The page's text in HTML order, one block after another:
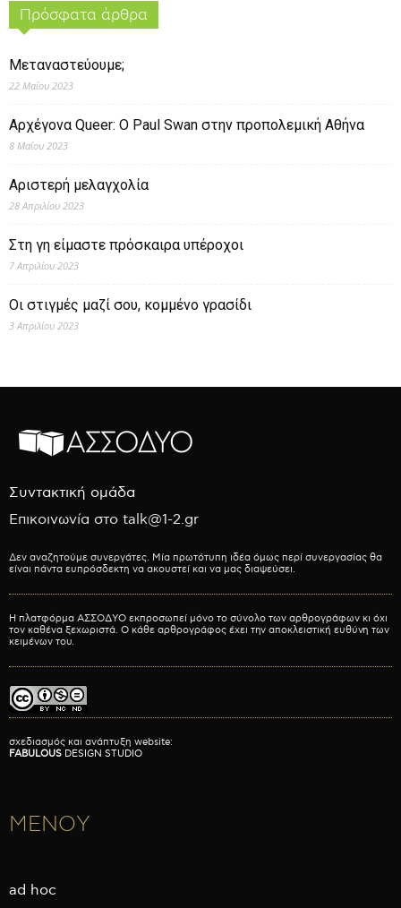
Πρόσφατα άρθρα
Μεταναστεύουμε;
22 Μαΐου 2023
Αρχέγονα Queer: O Paul Swan στην προπολεμική Αθήνα
8 Μαΐου 2023
Αριστερή μελαγχολία
28 Απριλίου 2023
Στη γη είμαστε πρόσκαιρα υπέροχοι
7 Απριλίου 2023
Οι στιγμές μαζί σου, κομμένο γρασίδι
3 Απριλίου 2023
Συντακτική ομάδα
Επικοινωνία στο talk@1-2.gr
Δεν αναζητούμε συνεργάτες. Μία πρωτότυπη ιδέα όμως περί συνεργασίας θα
είναι πάντα ευπρόσδεκτη να ακουστεί και να μας διαψεύσει.
Η πλατφόρμα ΑΣΣΟΔΥΟ εκπροσωπεί μόνο το σύνολο των αρθρογράφων κι όχι
τον καθένα ξεχωριστά. Ο κάθε αρθρογράφος έχει την αποκλειστική ευθύνη των
κειμένων του.
σχεδιασμός και ανάπτυξη website:
FABULOUS DESIGN STUDIO
ΜΕΝΟΥ
ad hoc